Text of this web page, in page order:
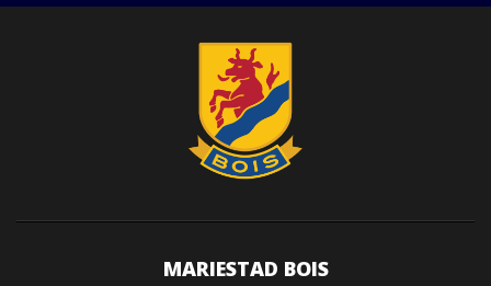
MARIESTAD BOIS